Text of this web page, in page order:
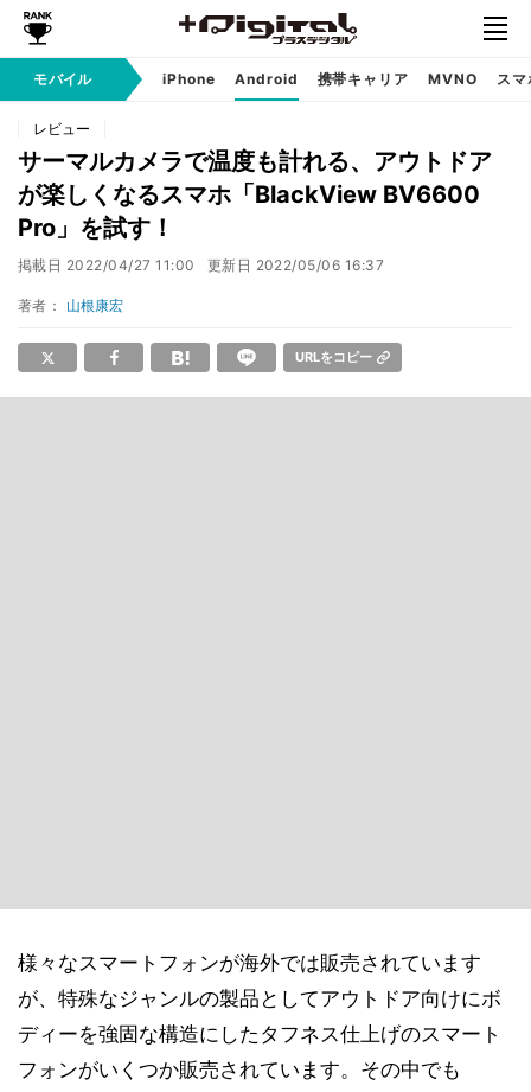
モバイル iPhone Android 携帯キャリア MVNO ス
レビュー
サーマルカメラで温度も計れる、アウトドア
が楽しくなるスマホ「BlackView BV6600
Pro」を試す！
掲載日 2022/04/27 11:00 更新日 2022/05/06 16:37
著者： 山根康宏
URLをコピー
様々なスマートフォンが海外では販売されています
が、特殊なジャンルの製品としてアウトドア向けにボ
ディーを強固な構造にしたタフネス仕上げのスマート
フォンがいくつか販売されています。その中でも